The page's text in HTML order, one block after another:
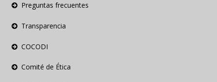
Preguntas frecuentes
Transparencia
COCODI
Comité de Ética